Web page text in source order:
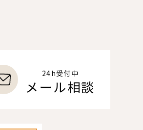
24h受付中
メール相談